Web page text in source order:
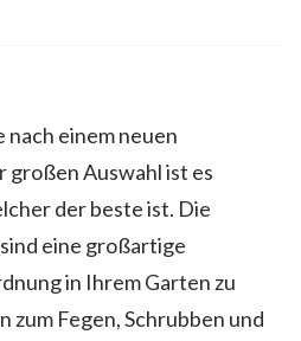
nach einem neuen
großen Auswahl ist es
der beste ist. Die
eine großartige
in Ihrem Garten zu
zum Fegen, Schrubben und